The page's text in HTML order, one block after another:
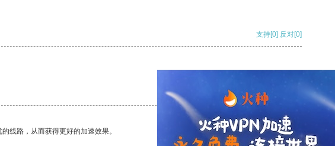
支持[0] 反对[0]
支持
线路，从而获得更好的加速效果。